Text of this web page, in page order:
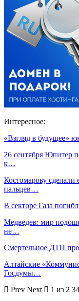
Интересное:
«Взгляд в будущее»
26 сентября Юпитер
к…
Костомарову
пальцев…
В секторе Газа
Медведев: мир
не…
Смертельное ДТП
Алтайские
Госдумы…
Prev Next
1 из 2